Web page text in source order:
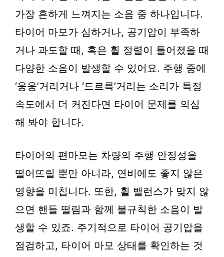
가장 흔하게 느껴지는 소음 중 하나입니다.
타이어 마모가 심하거나, 공기압이 부족하
거나 과도할 때, 혹은 휠 정렬이 틀어졌을 때
다양한 소음이 발생할 수 있어요. 주행 중에
‘웅웅’거리거나 ‘드르륵’거리는 소리가 특정
속도에서 더 커진다면 타이어 문제를 의심
해 봐야 합니다.
타이어의 편마모는 차량의 주행 안정성을
떨어뜨릴 뿐만 아니라, 연비에도 좋지 않은
영향을 미칩니다. 또한, 휠 밸런스가 맞지 않
으면 핸들 떨림과 함께 불규칙한 소음이 발
생할 수 있죠. 주기적으로 타이어 공기압을
점검하고, 타이어 마모 상태를 확인하는 것